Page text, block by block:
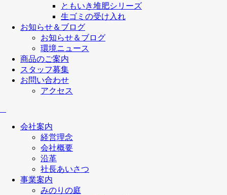
ともいき堆肥シリーズ
生ゴミの受け入れ
お知らせ＆ブログ
お知らせ＆ブログ
環境ニュース
商品のご案内
スタッフ募集
お問い合わせ
アクセス
会社案内
経営理念
会社概要
沿革
社長あいさつ
事業案内
みのりの庭